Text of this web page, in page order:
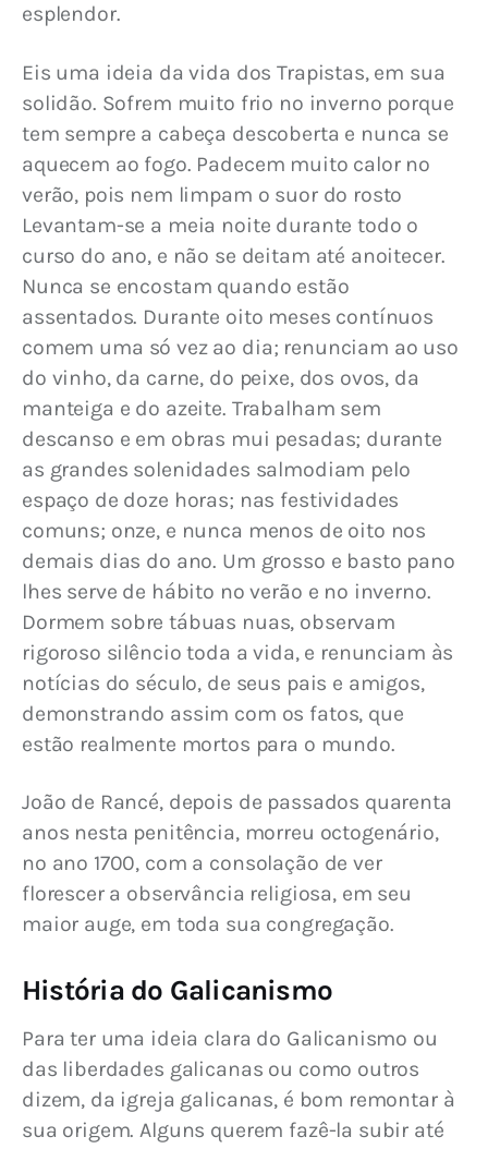
esplendor.
Eis uma ideia da vida dos Trapistas, em sua
solidão. Sofrem muito frio no inverno porque
tem sempre a cabeça descoberta e nunca se
aquecem ao fogo. Padecem muito calor no
verão, pois nem limpam o suor do rosto
Levantam-se a meia noite durante todo o
curso do ano, e não se deitam até anoitecer.
Nunca se encostam quando estão
assentados. Durante oito meses contínuos
comem uma só vez ao dia; renunciam ao uso
do vinho, da carne, do peixe, dos ovos, da
manteiga e do azeite. Trabalham sem
descanso e em obras mui pesadas; durante
as grandes solenidades salmodiam pelo
espaço de doze horas; nas festividades
comuns; onze, e nunca menos de oito nos
demais dias do ano. Um grosso e basto pano
lhes serve de hábito no verão e no inverno.
Dormem sobre tábuas nuas, observam
rigoroso silêncio toda a vida, e renunciam às
notícias do século, de seus pais e amigos,
demonstrando assim com os fatos, que
estão realmente mortos para o mundo.
João de Rancé, depois de passados quarenta
anos nesta penitência, morreu octogenário,
no ano 1700, com a consolação de ver
florescer a observância religiosa, em seu
maior auge, em toda sua congregação.
História do Galicanismo
Para ter uma ideia clara do Galicanismo ou
das liberdades galicanas ou como outros
dizem, da igreja galicanas, é bom remontar à
sua origem. Alguns querem fazê-la subir até